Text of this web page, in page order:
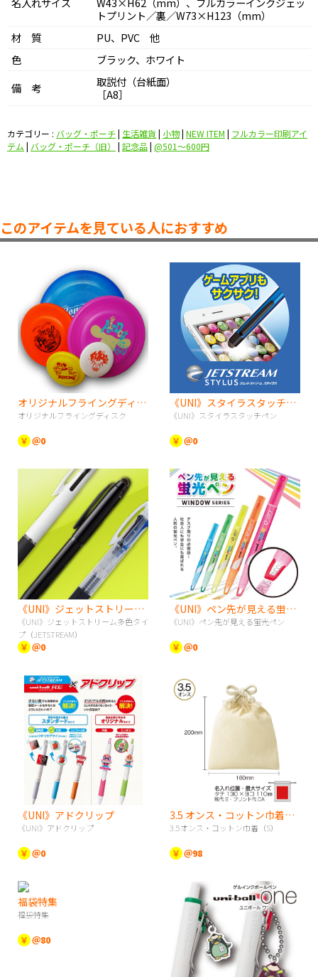
トプリント／裏／W73×H123（mm）
材 質
PU、PVC 他
色
ブラック、ホワイト
備 考
取説付（台紙面）
［A8］
カテゴリー : バッグ・ポーチ| 生活雑貨| 小物| NEW ITEM | フルカラー印刷アイ
テム | バッグ・ポーチ（旧） | 記念品| @501〜600円
このアイテムを見ている人におすすめ
オリジナルフライングディスク
オリジナルフライングディスク
￥ ＠0
《UNI》スタイラスタッチペン
《UNI》スタイラスタッチペン
￥ ＠0
《UNI》ジェットストリーム多色タイプ（JETSTREAM）
《UNI》ジェットストリーム多色タイ
プ（JETSTREAM）
￥ ＠0
《UNI》ペン先が見える蛍光ペン
《UNI》ペン先が見える蛍光ペン
￥ ＠0
《UNI》アドクリップ
《UNI》アドクリップ
￥ ＠0
3.5 オンス・コットン巾着（S）
3.5オンス・コットン巾着（S）
￥ ＠98
福袋特集
福袋特集
￥ ＠80